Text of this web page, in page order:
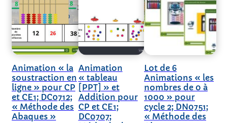
Animation « la
soustraction en
ligne » pour CP
et CE1; DC0712;
« Méthode des
Abaques »
Animation
« tableau
[PPT] » et
Addition pour
CP et CE1;
DC0707;
Lot de 6
Animations « les
nombres de 0 à
1000 » pour
cycle 2; DN0751;
« Méthode des